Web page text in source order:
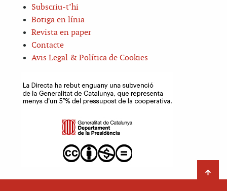
Subscriu-t’hi
Botiga en línia
Revista en paper
Contacte
Avis Legal & Política de Cookies